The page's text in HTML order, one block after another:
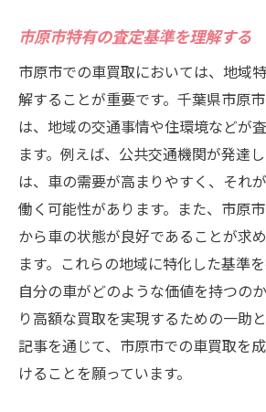
市原市特有の査定基準を理解する
市原市での車買取においては、地域
解することが重要です。千葉県市原
は、地域の交通事情や住環境などが
ます。例えば、公共交通機関が発達
は、車の需要が高まりやすく、それ
働く可能性があります。また、市原
から車の状態が良好であることが求
ます。これらの地域に特化した基準
自分の車がどのような価値を持つの
り高額な買取を実現するための一助
記事を通じて、市原市での車買取を
けることを願っています。